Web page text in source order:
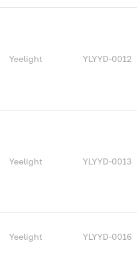
Yeelight YLYYD-0012
Yeelight YLYYD-0013
Yeelight YLYYD-0016